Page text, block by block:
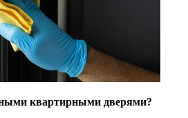
квартирными дверями?